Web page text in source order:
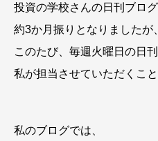
投資の学校さんの日刊ブロ
約3か月振りとなりましたが、
このたび、毎週火曜日の日
私が担当させていただくこと
私のブログでは、